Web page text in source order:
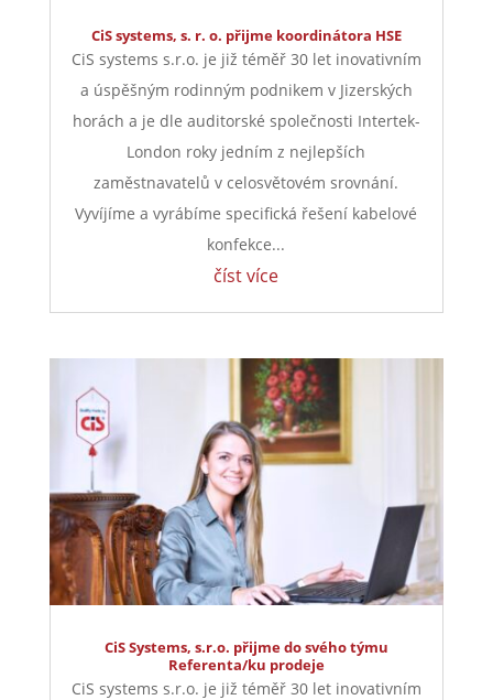
CiS systems, s. r. o. přijme koordinátora HSE
CiS systems s.r.o. je již téměř 30 let inovativním
a úspěšným rodinným podnikem v Jizerských
horách a je dle auditorské společnosti Intertek-
London roky jedním z nejlepších
zaměstnavatelů v celosvětovém srovnání.
Vyvíjíme a vyrábíme specifická řešení kabelové
konfekce...
číst více
CiS Systems, s.r.o. přijme do svého týmu
Referenta/ku prodeje
CiS systems s.r.o. je již téměř 30 let inovativním